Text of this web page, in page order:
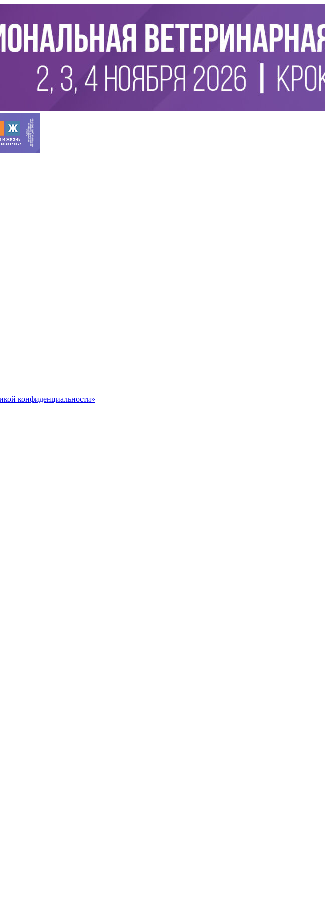
конфиденциальности»